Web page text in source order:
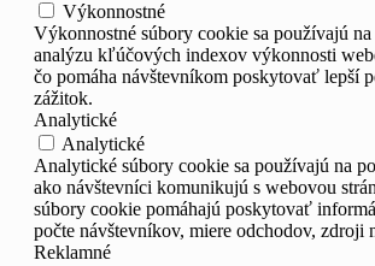
Výkonnostné
Výkonnostné súbory cookie sa používajú na
analýzu kľúčových indexov výkonnosti
čo pomáha návštevníkom poskytovať lepší
zážitok.
Analytické
Analytické
Analytické súbory cookie sa používajú na
ako návštevníci komunikujú s webovou
súbory cookie pomáhajú poskytovať
počte návštevníkov, miere odchodov, zdroji
Reklamné